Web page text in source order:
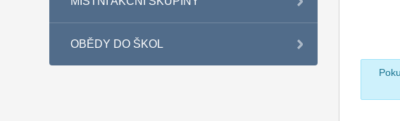
OBĚDY DO ŠKOL